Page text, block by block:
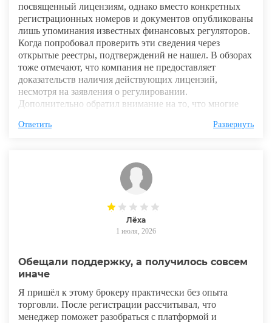
посвященный лицензиям, однако вместо конкретных
регистрационных номеров и документов опубликованы
лишь упоминания известных финансовых регуляторов.
Когда попробовал проверить эти сведения через
открытые реестры, подтверждений не нашел. В обзорах
тоже отмечают, что компания не предоставляет
доказательств наличия действующих лицензий,
несмотря на заявления о регулировании.
Дополнительно обратил внимание на то, что многие
поверхностно. Нет информации о руководстве,
брокера, которому предлагают доверить деньги, этого
явно недостаточно. Возможно, кто-то сочтет подобные
моменты несущественными, но лично я считаю, что
прозрачность должна быть одним из главных
преимуществ финансовой компании. Если уже на этапе
проверки появляются вопросы к базовым документам,
то рисковать собственными средствами желания нет.
Ответить Развернуть
Лёха
1 июля, 2026
Обещали поддержку, а получилось совсем
иначе
Я пришёл к этому брокеру практически без опыта
торговли. После регистрации рассчитывал, что
менеджер поможет разобраться с платформой и